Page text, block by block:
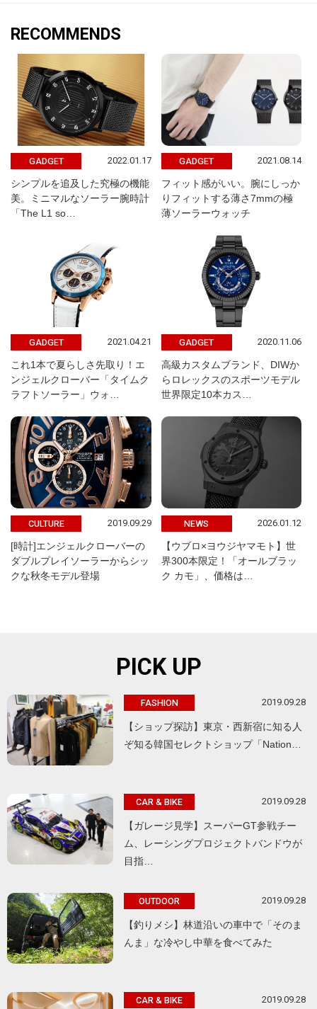
RECOMMENDS
GADGET 2022.01.17
シンプルを追及した究極の機能
美。ミニマルなソーラー腕時計
「The L1 so…
GADGET 2021.08.14
フィット感がいい。腕にしっか
りフィットする薄さ7mmの極
薄ソーラーウォッチ
GADGET 2021.04.21
これ1本で夏らしさ先取り！エ
ンジェルクローバー「タイムク
ラフトソーラー」ウォ…
GADGET 2020.11.06
高級カスタムブランド、DIWか
らロレックスのスポーツモデル
世界限定10本カス…
CULTURE 2019.09.29
[時計]エンジェルクローバーの
ダブルプレイソーラーからシッ
クな秋冬モデル登場
NEWS 2026.01.12
【ウブロ×ヨウジヤマモト】世
界300本限定！「オールブラッ
ク カモ」、価格は…
PICK UP
FASHION 2019.09.28
【ショップ探訪】東京・西新宿に知る人
ぞ知る韓国セレクトショップ「Nation…
CAR & BIKE 2019.09.28
【ガレージ見学】スーパーGT参戦チー
ム、レーシングプロジェクトバンドウが
目指…
OUTDOOR 2019.09.28
【釣りメシ】林道沿いの車中で「そのま
んま」な冷やし中華を食べてみた
CAR & BIKE 2019.09.28